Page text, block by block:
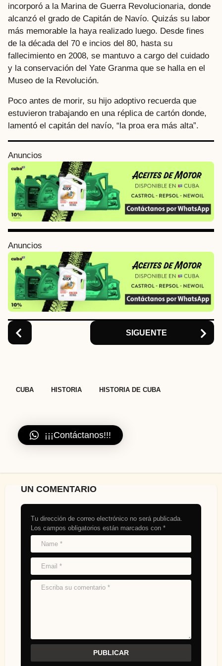
incorporó a la Marina de Guerra Revolucionaria, donde
alcanzó el grado de Capitán de Navío. Quizás su labor
más memorable la haya realizado luego. Desde fines
de la década del 70 e incios del 80, hasta su
fallecimiento en 2008, se mantuvo a cargo del cuidado
y la conservación del Yate Granma que se halla en el
Museo de la Revolución.
Poco antes de morir, su hijo adoptivo recuerda que
estuvieron trabajando en una réplica de cartón donde,
lamentó el capitán del navío, “la proa era más alta”.
Anuncios
Anuncios
P
o
P
a
g
i
n
o
n
SIGUENTE
CUBA HISTORIA HISTORIA DE CUBA
¡¡¡Contáctanos!!!
UN COMENTARIO
Tu dirección de correo electrónico no será publicada.
Los campos obligatorios están marcados con *